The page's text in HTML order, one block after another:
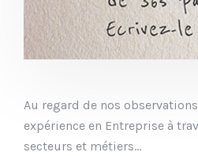
Au regard de nos
expérience en Entreprise à
secteurs et métiers…